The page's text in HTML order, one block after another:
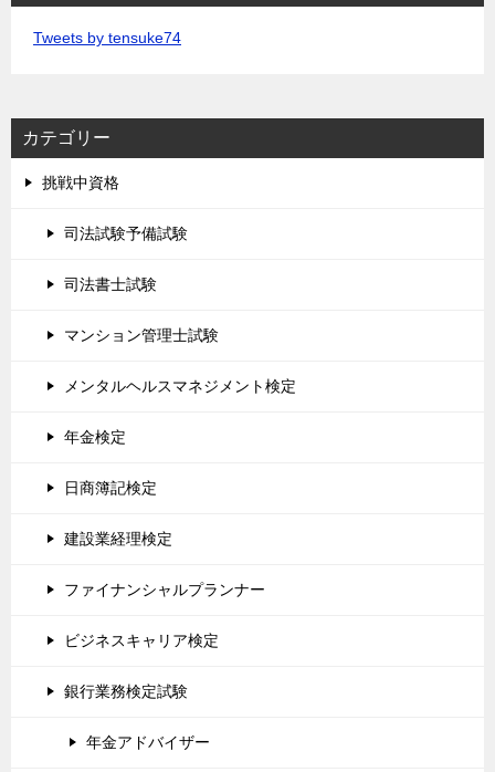
Tweets by tensuke74
カテゴリー
挑戦中資格
司法試験予備試験
司法書士試験
マンション管理士試験
メンタルヘルスマネジメント検定
年金検定
日商簿記検定
建設業経理検定
ファイナンシャルプランナー
ビジネスキャリア検定
銀行業務検定試験
年金アドバイザー